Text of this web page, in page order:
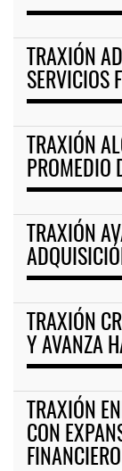
TRAXIÓN
SERVICIOS
TRAXIÓN
TRAXIÓN
TRAXIÓN
Y AVANZA
TRAXIÓN
CON
FINANCIERO